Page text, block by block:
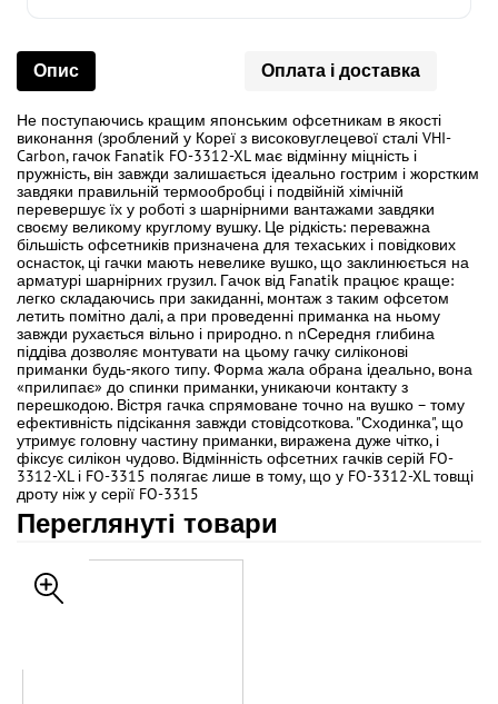
Опис Оплата і доставка
Не поступаючись кращим японським офсетникам в якості
виконання (зроблений у Кореї з високовуглецевої сталі VHI-
Carbon, гачок Fanatik FO-3312-XL має відмінну міцність і
пружність, він завжди залишається ідеально гострим і жорстким
завдяки правильній термообробці і подвійній хімічній
перевершує їх у роботі з шарнірними вантажами завдяки
своєму великому круглому вушку. Це рідкість: переважна
більшість офсетників призначена для техаських і повідкових
оснасток, ці гачки мають невелике вушко, що заклинюється на
арматурі шарнірних грузил. Гачок від Fanatik працює краще:
легко складаючись при закиданні, монтаж з таким офсетом
летить помітно далі, а при проведенні приманка на ньому
завжди рухається вільно і природно. n nСередня глибина
піддіва дозволяє монтувати на цьому гачку силіконові
приманки будь-якого типу. Форма жала обрана ідеально, вона
«прилипає» до спинки приманки, уникаючи контакту з
перешкодою. Вістря гачка спрямоване точно на вушко – тому
ефективність підсікання завжди стовідсоткова. "Сходинка", що
утримує головну частину приманки, виражена дуже чітко, і
фіксує силікон чудово. Відмінність офсетних гачків серій FO-
3312-XL і FO-3315 полягає лише в тому, що у FO-3312-XL товщі
дроту ніж у серії FO-3315
Переглянуті товари